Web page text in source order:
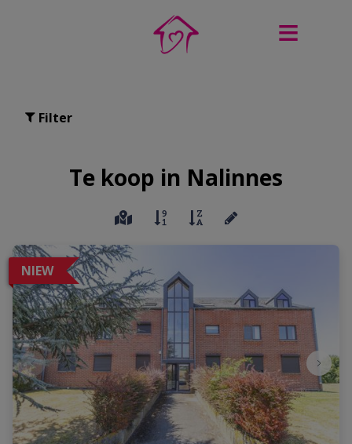
Filter
Te koop in Nalinnes
NIEW